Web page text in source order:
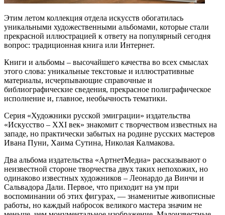
Этим летом коллекция отдела искусств обогатилась
уникальными художественными альбомами, которые стали
прекрасной иллюстрацией к ответу на популярный сегодня
вопрос: традиционная книга или Интернет.
Книги и альбомы – высочайшего качества во всех смыслах
этого слова: уникальные текстовые и иллюстративные
материалы, исчерпывающие справочные и
библиографические сведения, прекрасное полиграфическое
исполнение и, главное, необычность тематики.
Серия «Художники русской эмиграции» издательства
«Искусство – XXI век» знакомит с творчеством известных на
западе, но практически забытых на родине русских мастеров
Ивана Пуни, Хаима Сутина, Николая Калмакова.
Два альбома издательства «АртнетМедиа» рассказывают о
неизвестной стороне творчества двух таких непохожих, но
одинаково известных художников – Леонардо да Винчи и
Сальвадора Дали. Первое, что приходит на ум при
воспоминании об этих фигурах, — знаменитые живописные
работы, но каждый набросок великого мастера значим не